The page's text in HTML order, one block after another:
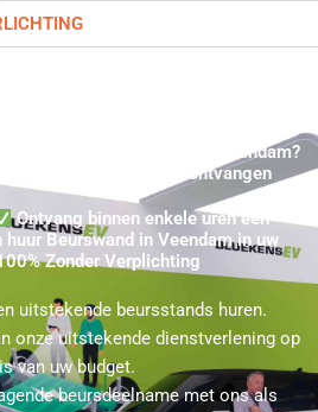
in Veendam ★ Event voor Veendam?
uur uw Prijsindicatie ontvangen
Ontvang binnen enkele uren een
huur Beurswand in Veendam in uw
Zonder Verplichting
uitstekende beursstands huren.
onze uitstekende dienstverlening op
van uw budget.
beursdeelname met ons als